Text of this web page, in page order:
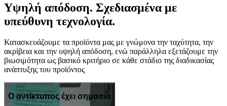
Υψηλή απόδοση. Σχεδιασμένα με
υπεύθυνη τεχνολογία.
Κατασκευάζουμε τα προϊόντα μας με γνώμονα την ταχύτητα, την
ακρίβεια και την υψηλή απόδοση, ενώ παράλληλα εξετάζουμε την
βιωσιμότητα ως βασικό κριτήριο σε κάθε στάδιο της διαδικασίας
ανάπτυξης του προϊόντος
Ο αντίκτυπος έχει σημασία